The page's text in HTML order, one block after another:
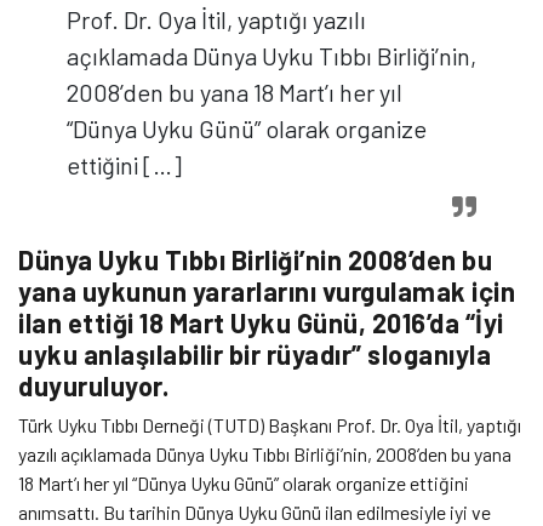
Prof. Dr. Oya İtil, yaptığı yazılı
açıklamada Dünya Uyku Tıbbı Birliği’nin,
2008’den bu yana 18 Mart’ı her yıl
“Dünya Uyku Günü” olarak organize
ettiğini […]
Dünya Uyku Tıbbı Birliği’nin 2008’den bu
yana uykunun yararlarını vurgulamak için
ilan ettiği 18 Mart Uyku Günü, 2016’da “İyi
uyku anlaşılabilir bir rüyadır” sloganıyla
duyuruluyor.
Türk Uyku Tıbbı Derneği (TUTD) Başkanı Prof. Dr. Oya İtil, yaptığı
yazılı açıklamada Dünya Uyku Tıbbı Birliği’nin, 2008’den bu yana
18 Mart’ı her yıl “Dünya Uyku Günü” olarak organize ettiğini
anımsattı. Bu tarihin Dünya Uyku Günü ilan edilmesiyle iyi ve